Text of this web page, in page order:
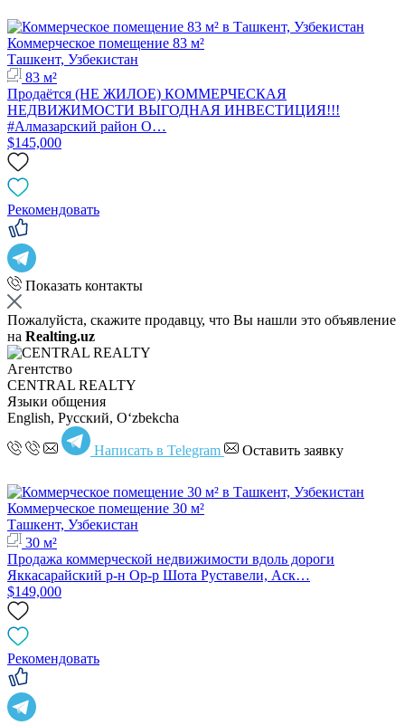
Коммерческое помещение 83 м²
Ташкент, Узбекистан
83 м²
Продаётся (НЕ ЖИЛОЕ) КОММЕРЧЕСКАЯ
НЕДВИЖИМОСТИ ВЫГОДНАЯ ИНВЕСТИЦИЯ!!!
#Алмазарский район О…
$145,000
Рекомендовать
Показать контакты
Пожалуйста, скажите продавцу, что Вы нашли это объявление
на Realting.uz
Агентство
CENTRAL REALTY
Языки общения
English, Русский, Oʻzbekcha
Написать в Telegram Оставить заявку
Коммерческое помещение 30 м²
Ташкент, Узбекистан
30 м²
Продажа коммерческой недвижимости вдоль дороги
Яккасарайский р-н Ор-р Шота Руставели, Аск…
$149,000
Рекомендовать